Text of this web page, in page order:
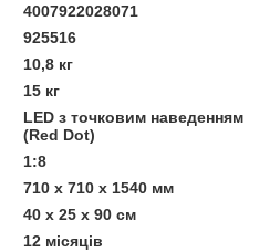
4007922028071
925516
10,8 кг
15 кг
LED з точковим наведенням
(Red Dot)
1:8
710 х 710 х 1540 мм
40 х 25 х 90 см
12 місяців